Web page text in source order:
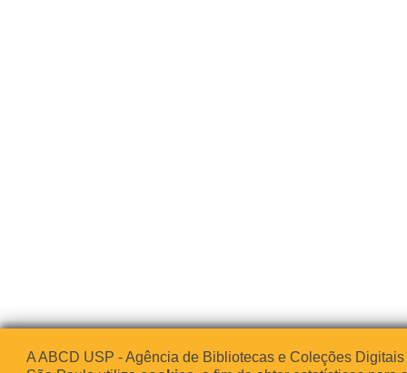
A ABCD USP - Agência de Bibliotecas e Coleções